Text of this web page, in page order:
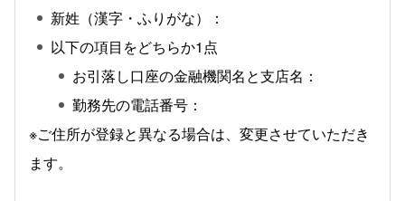
新姓（漢字・ふりがな）：
以下の項目をどちらか1点
お引落し口座の金融機関名と支店名：
勤務先の電話番号：
※ご住所が登録と異なる場合は、変更させていただき
ます。